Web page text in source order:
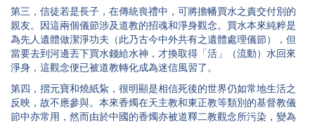
第三，信徒若是長子，在傳統喪禮中，可將擔幡買水之責交付別的
親友。因這兩個儀節涉及道教的招魂和淨身觀念。買水本來純粹是
為先人遺體做潔淨功夫（此乃古今中外共有之遺體處理儀節），但
當要去到河邊丟下買水錢給水神，才換取得「活」（流動）水回來
淨身，這觀念便已被道教轉化成為迷信風習了。
第四，摺元寶和燒紙紥，很明顯是相信死後的世界仍如常地生活之
反映，故不應參與。本來香燭在天主教和東正教等類別的基督教儀
節中亦常用，然而由於中國的香燭亦被道釋二教觀念所污染，變為